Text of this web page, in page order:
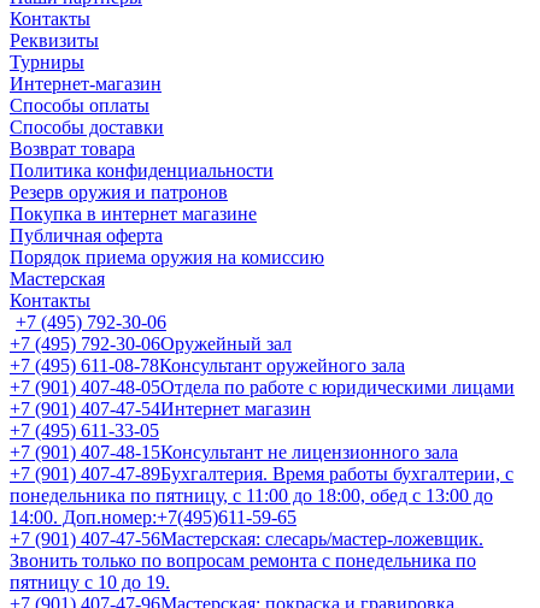
Контакты
Реквизиты
Турниры
Интернет-магазин
Способы оплаты
Способы доставки
Возврат товара
Политика конфиденциальности
Резерв оружия и патронов
Покупка в интернет магазине
Публичная оферта
Порядок приема оружия на комиссию
Мастерская
Контакты
+7 (495) 792-30-06
+7 (495) 792-30-06Оружейный зал
+7 (495) 611-08-78Консультант оружейного зала
+7 (901) 407-48-05Отдела по работе с юридическими лицами
+7 (901) 407-47-54Интернет магазин
+7 (495) 611-33-05
+7 (901) 407-48-15Консультант не лицензионного зала
+7 (901) 407-47-89Бухгалтерия. Время работы бухгалтерии, с
понедельника по пятницу, с 11:00 до 18:00, обед с 13:00 до
14:00. Доп.номер:+7(495)611-59-65
+7 (901) 407-47-56Мастерская: слесарь/мастер-ложевщик.
Звонить только по вопросам ремонта с понедельника по
пятницу с 10 до 19.
+7 (901) 407-47-96Мастерская: покраска и гравировка.